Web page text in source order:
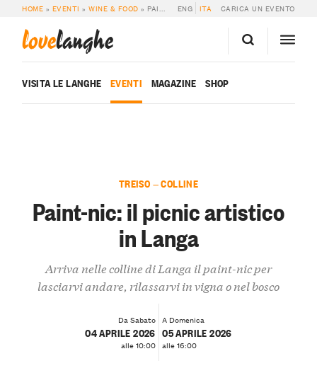
HOME » EVENTI »WINE & FOOD » PAINT-NIC: IL PICNIC ARTISTICO IN LANGA ENG ITA CARICA UN EVENTO
lovelanghe
VISITA LE LANGHE EVENTI MAGAZINE SHOP
TREISO — COLLINE
Paint-nic: il picnic artistico
in Langa
Arriva nelle colline di Langa il paint-nic per
lasciarvi andare, rilassarvi in vigna o nel bosco
Da Sabato
04 APRILE 2026
alle 10:00
A Domenica
05 APRILE 2026
alle 16:00